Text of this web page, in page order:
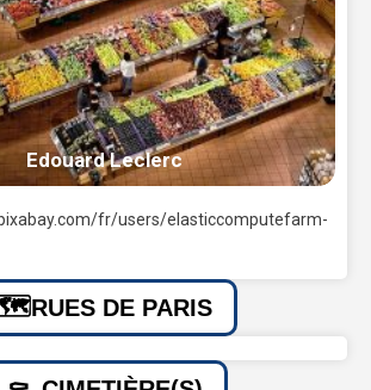
Edouard Leclerc
fr/users/elasticcomputefarm-
RUES DE PARIS